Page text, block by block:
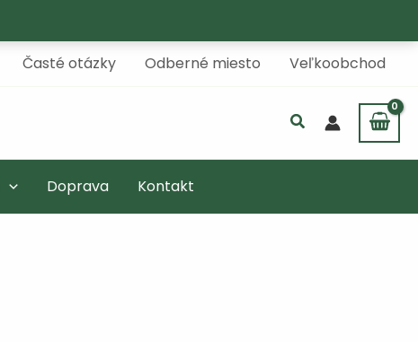
Časté otázky Odberné miesto Veľkoobchod
Doprava Kontakt